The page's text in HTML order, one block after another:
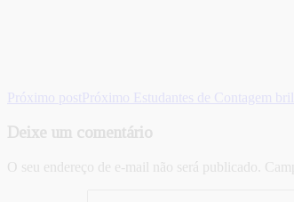
Próximo post Próximo Estudantes de Contagem
Deixe um comentário
O seu endereço de e-mail não será publicado.